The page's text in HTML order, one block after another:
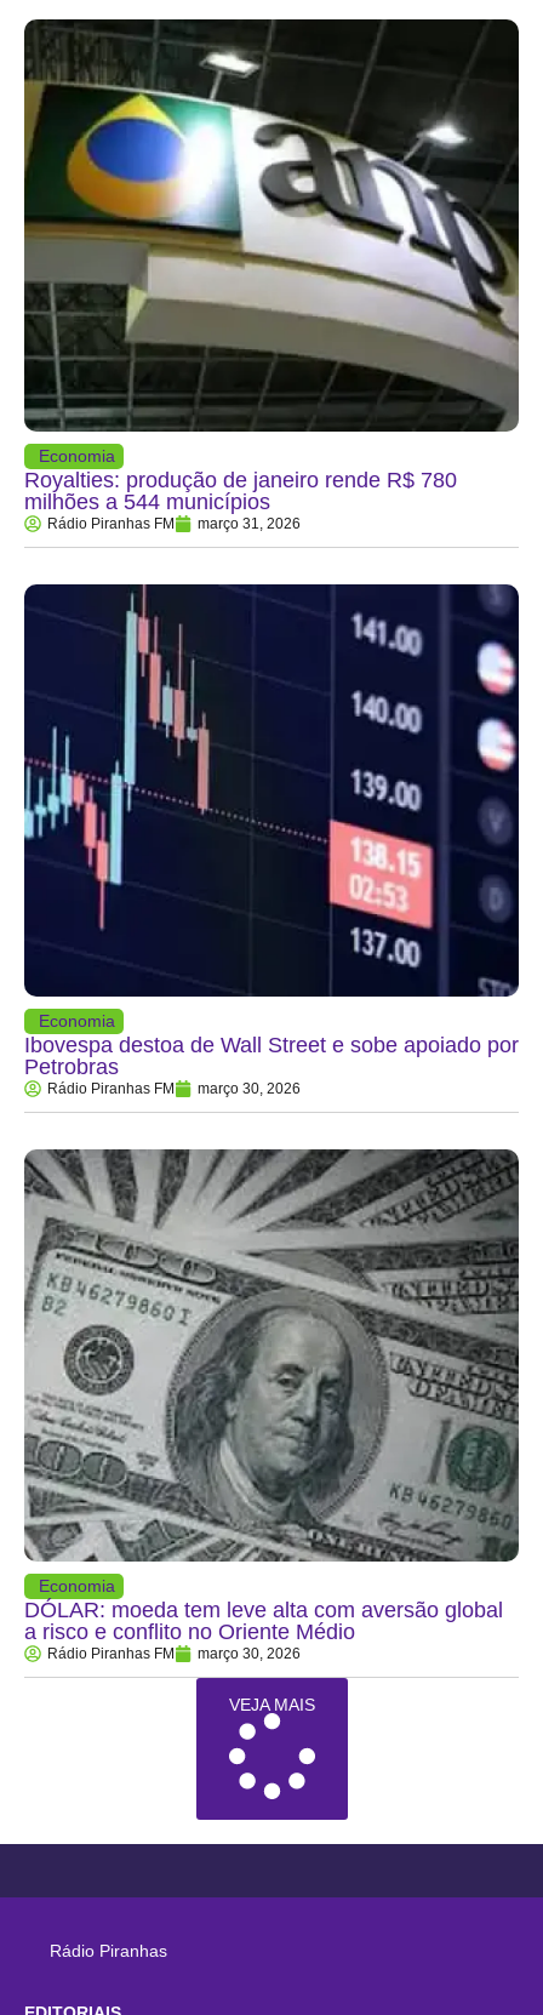
Economia
Royalties: produção de janeiro rende R$ 780
milhões a 544 municípios
Rádio Piranhas FM março 31, 2026
Economia
Ibovespa destoa de Wall Street e sobe apoiado por
Petrobras
Rádio Piranhas FM março 30, 2026
Economia
DÓLAR: moeda tem leve alta com aversão global
a risco e conflito no Oriente Médio
Rádio Piranhas FM março 30, 2026
VEJA MAIS
Rádio Piranhas